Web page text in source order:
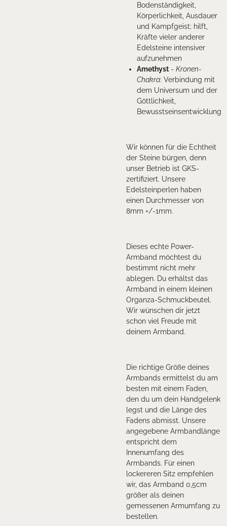
Bodenständigkeit,
Körperlichkeit, Ausdauer
und Kampfgeist; hilft,
Kräfte vieler anderer
Edelsteine intensiver
aufzunehmen
Amethyst - Kronen-
Chakra: Verbindung mit
dem Universum und der
Göttlichkeit,
Bewusstseinsentwicklung
Wir können für die Echtheit
der Steine bürgen, denn
unser Betrieb ist GKS-
zertifiziert. Unsere
Edelsteinperlen haben
einen Durchmesser von
8mm +/-1mm.
Dieses echte Power-
Armband möchtest du
bestimmt nicht mehr
ablegen. Du erhältst das
Armband in einem kleinen
Organza-Schmuckbeutel.
Wir wünschen dir jetzt
schon viel Freude mit
deinem Armband.
Die richtige Größe deines
Armbands ermittelst du am
besten mit einem Faden,
den du um dein Handgelenk
legst und die Länge des
Fadens abmisst. Unsere
angegebene Armbandlänge
entspricht dem
Innenumfang des
Armbands. Für einen
lockereren Sitz empfehlen
wir, das Armband 0,5cm
größer als deinen
gemessenen Armumfang zu
bestellen.